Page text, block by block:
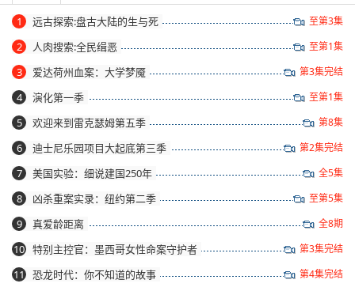
至第3集
1 远古探索:盘古大陆的生与死
至第1集
2 人肉搜索:全民缉恶
第3集完结
3 爱达荷州血案：大学梦魇
至第1集
4 演化第一季
第8集
5 欢迎来到雷克瑟姆第五季
第2集完结
6 迪士尼乐园项目大起底第三季
全5集
7 美国实验：细说建国250年
至第5集
8 凶杀重案实录：纽约第二季
全8期
9 真爱龄距离
第3集完结
10 特别主控官：墨西哥女性命案守护者
第4集完结
11 恐龙时代：你不知道的故事